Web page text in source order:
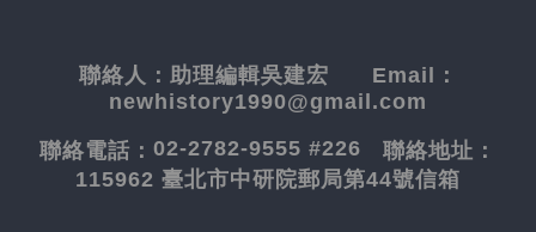
聯絡人： 助理編輯吳建宏 Email：
newhistory1990@gmail.com
聯絡電話： 02-2782-9555 #226 聯絡地址：
115962 臺北市中研院郵局第44號信箱